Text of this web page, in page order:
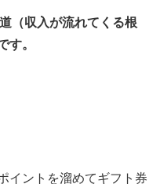
（収入が流れてくる根
す。
イントを溜めてギフト券